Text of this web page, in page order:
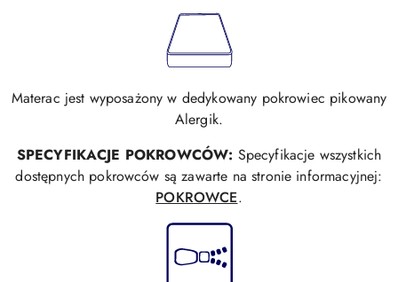
Materac jest wyposażony w dedykowany pokrowiec pikowany
Alergik.
SPECYFIKACJE POKROWCÓW: Specyfikacje wszystkich
dostępnych pokrowców są zawarte na stronie informacyjnej:
POKROWCE.